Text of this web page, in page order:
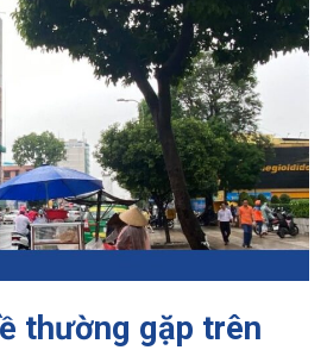
thường gặp trên